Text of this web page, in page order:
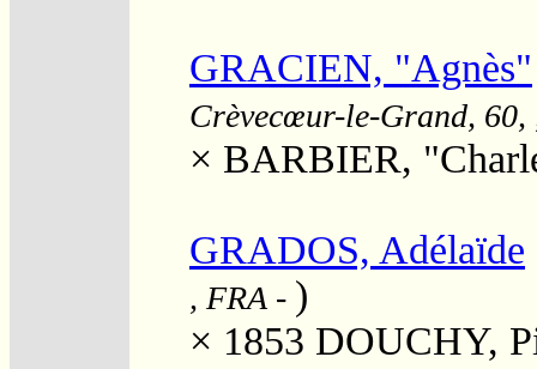
GRACIEN, "Agnès"
Crèvecœur-le-Grand, 60,
× BARBIER,
GRADOS, Adélaïde
, FRA - )
× 1853 DOUCHY,